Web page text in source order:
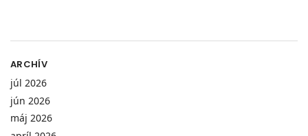
ARCHÍV
júl 2026
jún 2026
máj 2026